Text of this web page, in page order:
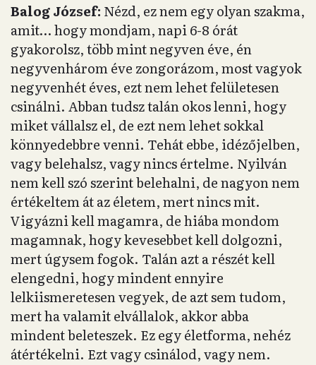
Balog József: Nézd, ez nem egy olyan szakma,
amit… hogy mondjam, napi 6-8 órát
gyakorolsz, több mint negyven éve, én
negyvenhárom éve zongorázom, most vagyok
negyvenhét éves, ezt nem lehet felületesen
csinálni. Abban tudsz talán okos lenni, hogy
miket vállalsz el, de ezt nem lehet sokkal
könnyedebbre venni. Tehát ebbe, idézőjelben,
vagy belehalsz, vagy nincs értelme. Nyilván
nem kell szó szerint belehalni, de nagyon nem
értékeltem át az életem, mert nincs mit.
Vigyázni kell magamra, de hiába mondom
magamnak, hogy kevesebbet kell dolgozni,
mert úgysem fogok. Talán azt a részét kell
elengedni, hogy mindent ennyire
lelkiismeretesen vegyek, de azt sem tudom,
mert ha valamit elvállalok, akkor abba
mindent beleteszek. Ez egy életforma, nehéz
átértékelni. Ezt vagy csinálod, vagy nem.